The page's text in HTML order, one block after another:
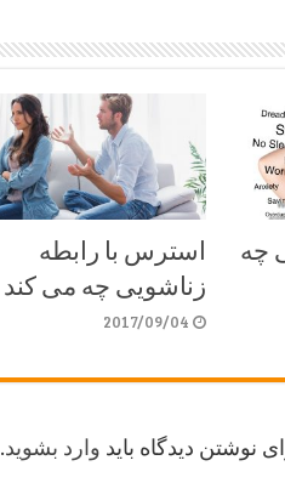
چه
استرس با رابطه
زناشویی چه می کند
2017/09/04
نوشتن دیدگاه باید وارد بشوید.